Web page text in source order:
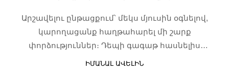
Արշավելու ընթացքում՝ մեկս մյուսին օգնելով,
կարողացանք հաղթահարել մի շարք
փորձություններ։ Դեպի գագաթ հասնելիս
վայելեցինք հրաշք բնապատկեր՝ մեր երկիրը
ԻՄԱՆԱԼ ԱՎԵԼԻՆ